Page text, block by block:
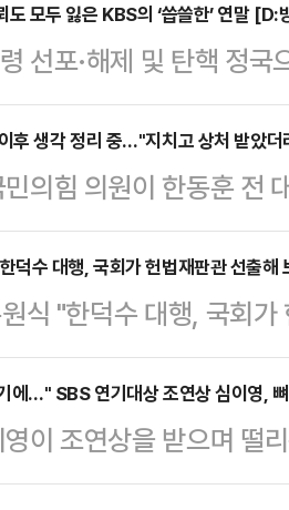
국민의힘은 "(민주당이)
에서는 '쌍특검법'이 안
단 한덕수 대행에 거부
는 민주당이 발의한 특
는 주장도 나오고 있어
동 국민의힘 …
도 모두 잃은 KBS의 ‘씁쓸한’ 연말 [D:
선포·해제 및 탄핵 정
지만 이 틈을 뉴스 특보
시금 상기시키고 있다.
신뢰도를 입증했으며,
기대감도 크지 않은 상
, MBC는 뉴스 특보로
평균 6% 내외의 시청률
을 기록…
후 생각 정리 중…"지치고 상처 받았더
의힘 의원이 한동훈 전
, 많이 지치고 상처를
단계로 알고 있다"고
'과의 인터뷰에서 '한
을 못할 이유는 없다"
보수의 선배 원로 정치인
리 보수의 여러 지도자
…
덕수 대행, 국회가 헌법재판관 선출해
식 "한덕수 대행, 국회
에…" SBS 연기대상 조연상 심이영,
이 조연상을 받으며 떨
프리즘타워에서 열린